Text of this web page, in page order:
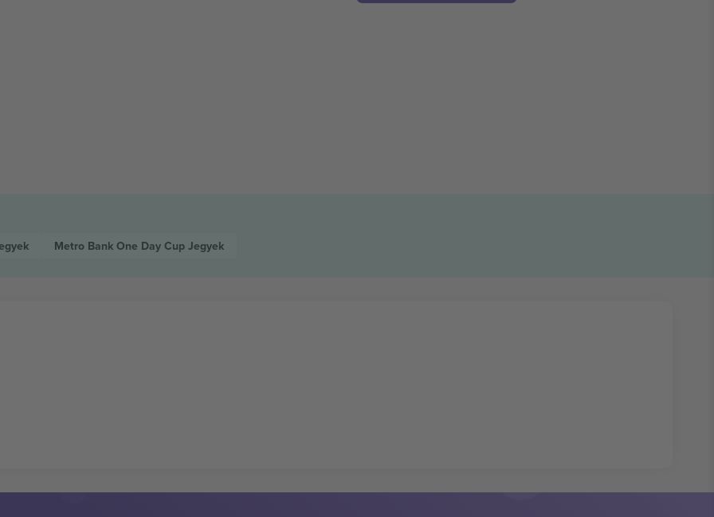
Metro Bank One Day Cup Jegyek